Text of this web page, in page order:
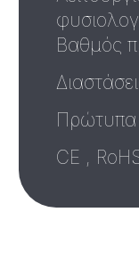
Βαθμός
Πρώτυπα
CE ,